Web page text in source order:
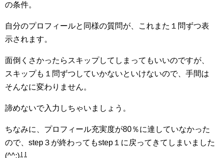
の条件。
自分のプロフィールと同様の質問が、これまた１問ずつ表
示されます。
面倒くさかったらスキップしてしまってもいいのですが、
スキップも１問ずつしていかないといけないので、手間は
そんなに変わりません。
諦めないで入力しちゃいましょう。
ちなみに、プロフィール充実度が80％に達していなかった
ので、step３が終わってもstep１に戻ってきてしまいました
(^^;)⇩⇩